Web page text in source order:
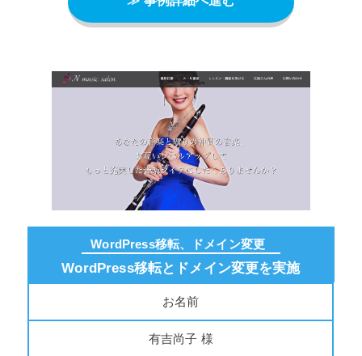
WordPress移転、ドメイン変更
WordPress移転とドメイン変更を実施
お名前
有吉尚子 様